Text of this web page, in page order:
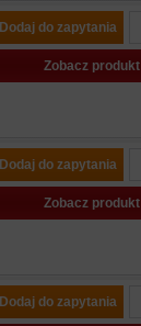
Dodaj do zapytania
Zobacz produkt
Dodaj do zapytania
Zobacz produkt
Dodaj do zapytania